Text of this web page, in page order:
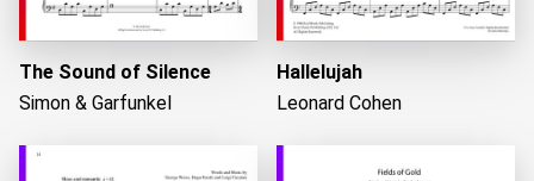
The Sound of Silence
Simon & Garfunkel
Hallelujah
Leonard Cohen